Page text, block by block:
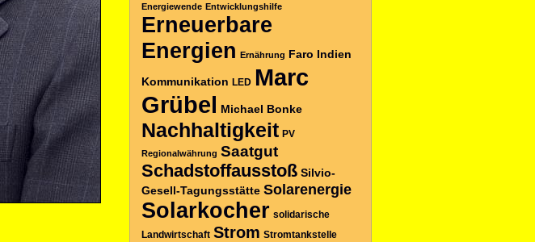
Energiewende Entwicklungshilfe
Erneuerbare
Energien Ernährung Faro Indien
Kommunikation LED Marc
Grübel Michael Bonke
Nachhaltigkeit PV
Regionalwährung Saatgut
Schadstoffausstoß Silvio-
Gesell-Tagungsstätte Solarenergie
Solarkocher solidarische
Landwirtschaft Strom Stromtankstelle